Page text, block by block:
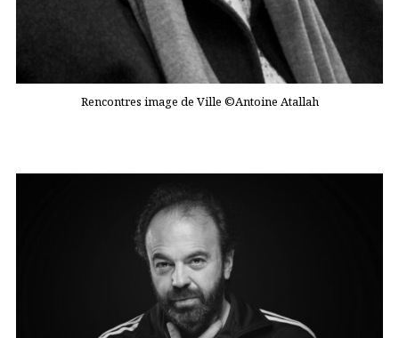
Rencontres image de Ville ©Antoine Atallah